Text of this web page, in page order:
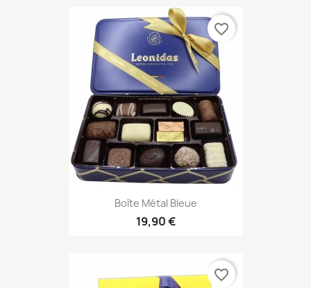
Boîte Métal Bleue
19,90 €
favorite_border
favorite_border